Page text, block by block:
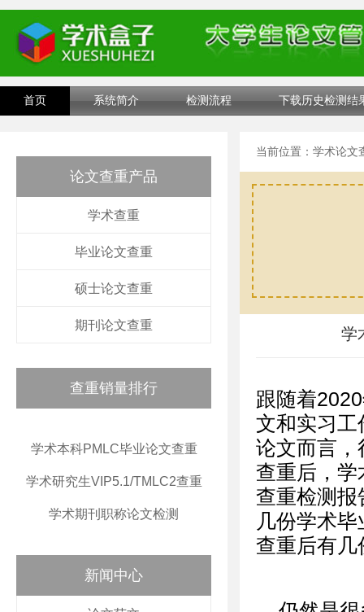
首页 系统简介 检测流程 下载历史检测结
论文查重产品
学术查重
毕业论文查重
硕士论文查重
期刊论文查重
查重销量排行
学术本科PMLC毕业论文查重
学术研究生VIP5.1/TMLC2查重
学术期刊职称论文检测
新闻中心
当前位置： 学术论文
学
跟随着
文和实习工
论文而言，
查重后，学
查重检测报
几份学术
查重后有几